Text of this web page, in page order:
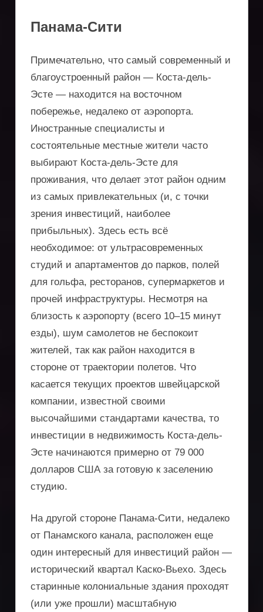
Панама-Сити
Примечательно, что самый современный и
благоустроенный район — Коста-дель-
Эсте — находится на восточном
побережье, недалеко от аэропорта.
Иностранные специалисты и
состоятельные местные жители часто
выбирают Коста-дель-Эсте для
проживания, что делает этот район одним
из самых привлекательных (и, с точки
зрения инвестиций, наиболее
прибыльных). Здесь есть всё
необходимое: от ультрасовременных
студий и апартаментов до парков, полей
для гольфа, ресторанов, супермаркетов и
прочей инфраструктуры. Несмотря на
близость к аэропорту (всего 10–15 минут
езды), шум самолетов не беспокоит
жителей, так как район находится в
стороне от траектории полетов. Что
касается текущих проектов швейцарской
компании, известной своими
высочайшими стандартами качества, то
инвестиции в недвижимость Коста-дель-
Эсте начинаются примерно от 79 000
долларов США за готовую к заселению
студию.
На другой стороне Панама-Сити, недалеко
от Панамского канала, расположен еще
один интересный для инвестиций район —
исторический квартал Каско-Вьехо. Здесь
старинные колониальные здания проходят
(или уже прошли) масштабную